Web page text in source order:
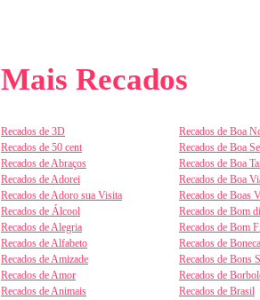
Mais Recados
Recados de 3D
Recados de 50 cent
Recados de Abraços
Recados de Adorei
Recados de Adoro sua Visita
Recados de Álcool
Recados de Alegria
Recados de Alfabeto
Recados de Amizade
Recados de Amor
Recados de Animais
Recados de Boa
Recados de Boa
Recados de Boa
Recados de Boa
Recados de Boas
Recados de Bom
Recados de Bom
Recados de
Recados de Bons
Recados de
Recados de Brasil